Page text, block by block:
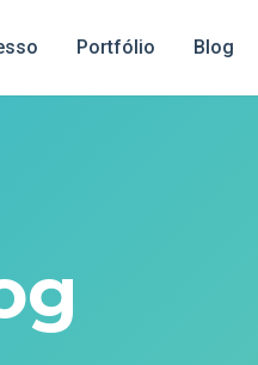
Portfólio Blog